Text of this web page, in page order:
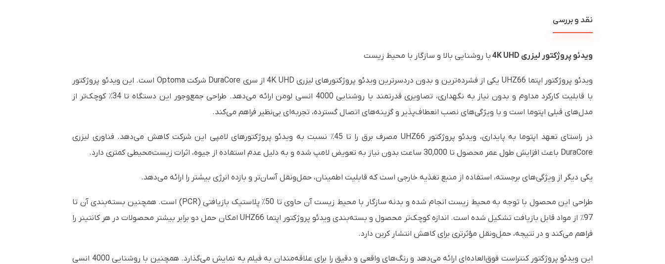
نقد و بررسی
ویدئو پروژکتور لیزری 4K UHD با روشنایی بالا و سازگار با محیط زیست
ویدئو پروژکتور اپتما UHZ66 یکی از فشرده‌ترین و بدون دردسرترین ویدئو پروژکتورهای لیزری 4K UHD از سری DuraCore شرکت Optoma است. این ویدئو پروژکتور
با قابلیت کارکرد مداوم و بدون نیاز به نگهداری، تصاویری قدرتمند با روشنایی 4000 انسی لومن ارائه می‌دهد. طراحی جمع‌وجور این دستگاه تا 34٪ کوچک‌تر از
مدل‌های قبلی اپتوما است و با ویژگی‌های نصب انعطاف‌پذیر و گزینه‌های اتصال گسترده، تجربه‌ای بی‌نظیر فراهم می‌کند.
در راستای تعهد اپتوما به پایداری، ویدئو پروژکتور UHZ66 مصرف برق را تا 45٪ نسبت به ویدئو پروژکتورهای لامپی این شرکت کاهش می‌دهد. فناوری لیزری
DuraCore باعث افزایش طول عمر محصول تا 30,000 ساعت بدون نیاز به تعویض لامپ شده و به دلیل عدم استفاده از جیوه، اثرات زیست‌محیطی کمتری دارد.
یکی دیگر از ویژگی‌های برجسته، استفاده از منبع تغذیه خارجی است که قابلیت اطمینان، حمل‌ونقل آسان‌تر و بازده انرژی بیشتر را ارائه می‌دهد.
طراحی این محصول با توجه به محیط زیست انجام شده و بدنه سازگار با محیط زیست آن حاوی تا 50٪ پلاستیک بازیافتی (PCR) است. همچنین بسته‌بندی آن تا
97٪ از مواد قابل بازیافت تشکیل شده است. اندازه کوچک‌تر محصول و بسته‌بندی ویدئو پروژکتور اپتما UHZ66 امکان حمل دو برابر بیشتر محصولات در هر کانتینر را
فراهم می‌کند و در نتیجه، حمل‌ونقل مؤثرتری برای کاهش انتشار کربن دارد.
این ویدئو پروژکتور کنتراست فوق‌العاده‌ای ارائه می‌دهد و رنگ‌های واقعی و دقیق را برای علاقه‌مندان به فیلم به نمایش می‌گذارد. همچنین با روشنایی 4000 انسی